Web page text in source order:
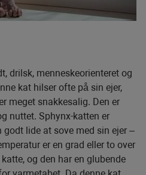
drilsk, menneskeorienteret og
kat hilser ofte på sin ejer,
meget snakkesalig. Den er
nuttet. Sphynx-katten er
godt lide at sove med sin ejer –
er en grad eller to over
og den har en glubende